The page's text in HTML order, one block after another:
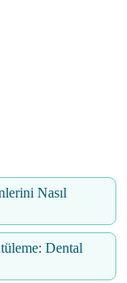
Nasıl
Dental